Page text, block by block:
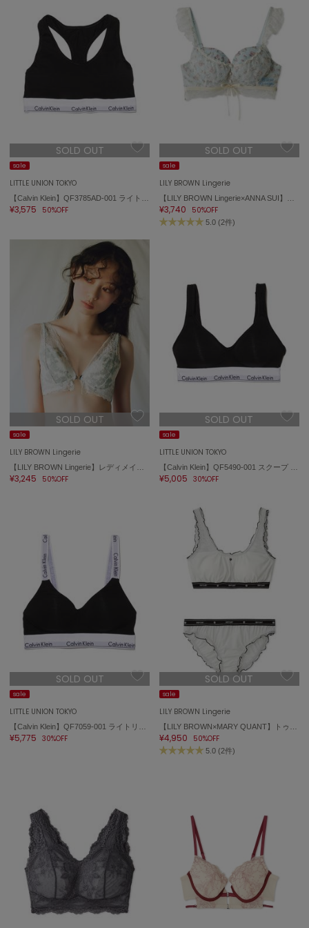
SOLD OUT
sale
LITTLE UNION TOKYO
¥3,575 50%OFF
SOLD OUT
sale
LILY BROWN Lingerie
¥3,740 50%OFF
5.0 (2件)
SOLD OUT
sale
LILY BROWN Lingerie
¥3,245 50%OFF
SOLD OUT
sale
LITTLE UNION TOKYO
¥5,005 30%OFF
SOLD OUT
sale
LITTLE UNION TOKYO
【Calvin Klein】QF7059-001 ライトリーラインド ブラレット
¥5,775 30%OFF
SOLD OUT
sale
LILY BROWN Lingerie
【LILY BROWN×MARY QUANT】トゥインクルデイジー
¥4,950 50%OFF
5.0 (2件)